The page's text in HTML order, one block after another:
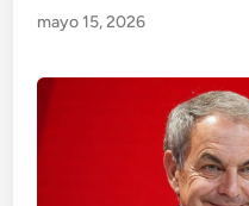
mayo 15, 2026